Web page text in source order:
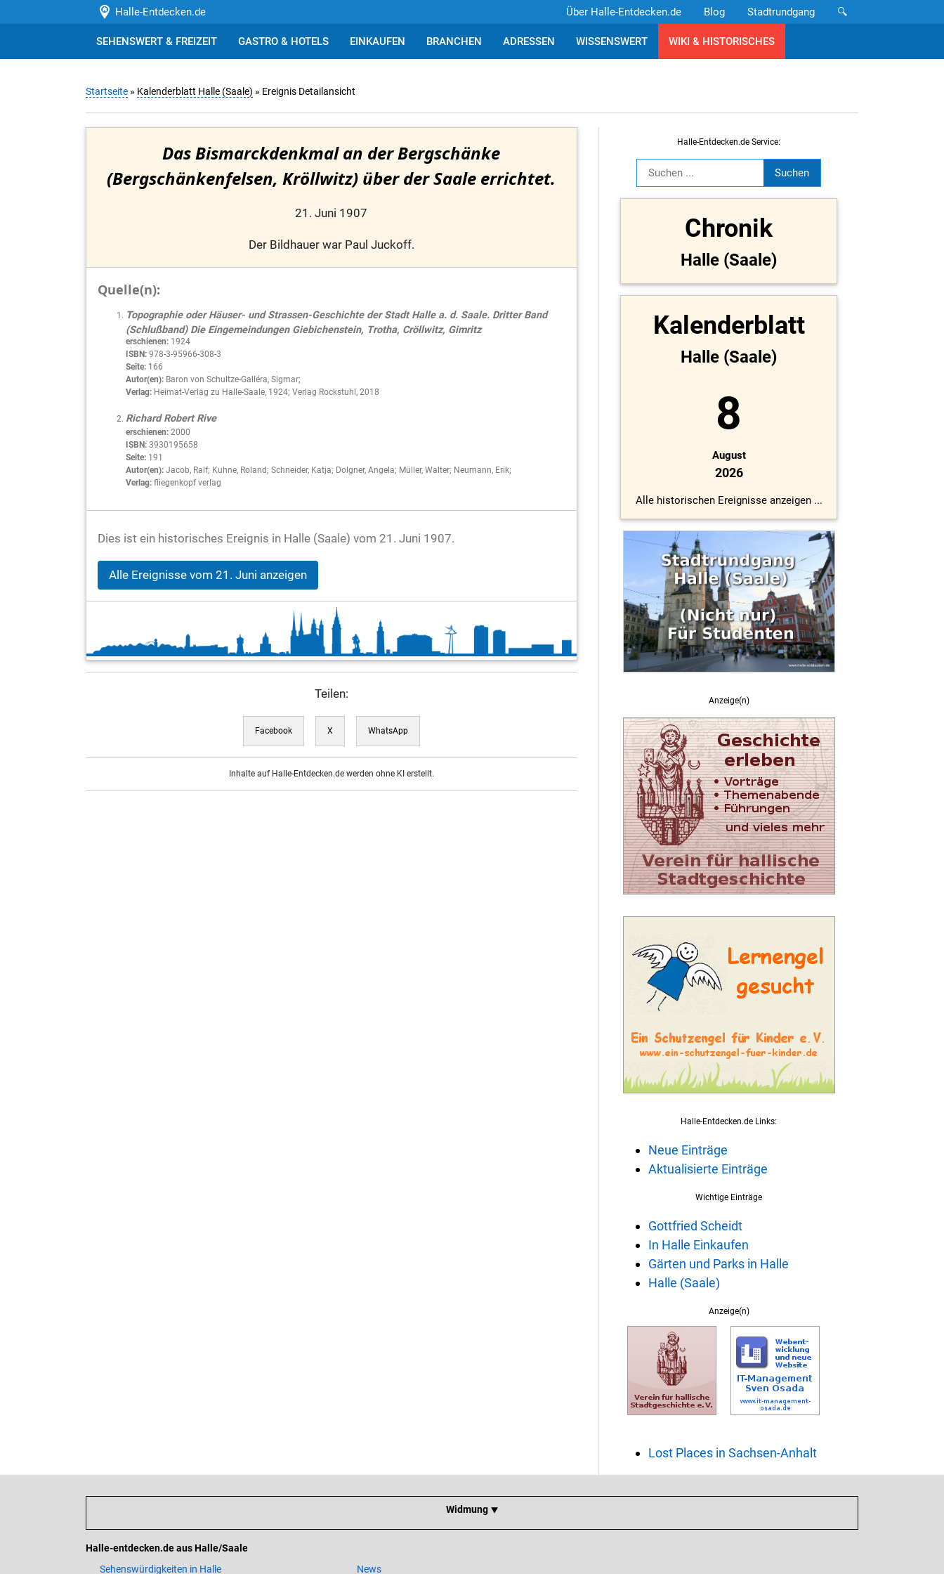
Halle-Entdecken.de 🔍
Stadtrundgang
Blog
Über Halle-Entdecken.de
SEHENSWERT & FREIZEIT GASTRO & HOTELS EINKAUFEN BRANCHEN ADRESSEN WISSENSWERT WIKI & HISTORISCHES
Startseite » Kalenderblatt Halle (Saale) » Ereignis Detailansicht
Das Bismarckdenkmal an der Bergschänke
(Bergschänkenfelsen, Kröllwitz) über der Saale errichtet.
21. Juni 1907
Der Bildhauer war Paul Juckoff.
Quelle(n):
Topographie oder Häuser- und Strassen-Geschichte der Stadt Halle a. d. Saale. Dritter Band
(Schlußband) Die Eingemeindungen Giebichenstein, Trotha, Cröllwitz, Gimritz
erschienen: 1924
ISBN: 978-3-95966-308-3
Seite: 166
Autor(en): Baron von Schultze-Galléra, Sigmar;
Verlag: Heimat-Verlag zu Halle-Saale, 1924; Verlag Rockstuhl, 2018
Richard Robert Rive
erschienen: 2000
ISBN: 3930195658
Seite: 191
Autor(en): Jacob, Ralf; Kuhne, Roland; Schneider, Katja; Dolgner, Angela; Müller, Walter; Neumann, Erik;
Verlag: fliegenkopf verlag
Dies ist ein historisches Ereignis in Halle (Saale) vom 21. Juni 1907.
Alle Ereignisse vom 21. Juni anzeigen
Teilen:
Facebook X WhatsApp
Inhalte auf Halle-Entdecken.de werden ohne KI erstellt.
Halle-Entdecken.de Service:
Chronik
Halle (Saale)
Kalenderblatt
Halle (Saale)
8
August
2026
Alle historischen Ereignisse anzeigen ...
Anzeige(n)
Halle-Entdecken.de Links:
Neue Einträge
Aktualisierte Einträge
Wichtige Einträge
Gottfried Scheidt
In Halle Einkaufen
Gärten und Parks in Halle
Halle (Saale)
Anzeige(n)
Lost Places in Sachsen-Anhalt
Widmung ⯆
Halle-entdecken.de aus Halle/Saale
Sehenswürdigkeiten in Halle
News